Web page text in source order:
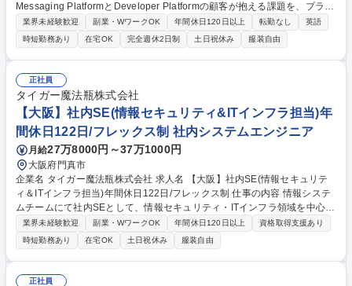
Messaging PlatformとDeveloper Platformの顧客が抱える課題を、プラッ
トフォームのドメイン知識と技術を持って解決・改善するCustomer Relia
bility Engineer（CRE）を担当いただきます。 【主な業務内容】 ■日常的
に発生するCS運用業務の技術的な支援調査や問題解決対応■情報開示請求
依頼に対するデータ抽出■情報開示請求のツール開発認証やセキュリテ
ィ、Auditingの対応■Secure RoomでのCS業務の支援ツール開発■CS 課
題トレンドのKPI可視化と開発チームへの定期的なissue feedbackの実施■
Platform SLO monitoring とSLA management CMSの拡張開発 募集職種
【CRE Customer Reliability Engineer / LINE Platform】英語力を活かせ
る
業界未経験歓迎 副業・WワークOK 年間休日120日以上 転勤なし
英語
時短勤務あり
在宅OK 完全週休2日制 土日祝休み 服装自由
正社員
タイガー魔法瓶株式会社
【大阪】社内SE(情報セキュリティ&ITインフラ担当)年
間休日122日/フレックス制 社内システムエンジニア
月給27万8000円～37万1000円
大阪府門真市
企業名 タイガー魔法瓶株式会社 求人名 【大阪】社内SE(情報セキュリテ
ィ＆ITインフラ担当)年間休日122日/フレックス制 仕事の内容 情報システ
ムチームにて社内SEとして、情報セキュリティ・ITインフラ領域を中心
に、生産管理や販売・物流などの社内システムまで幅広く、企画・導入・
維持・保守・管理業務に関わっていただきます。 【具体的には】■情報セ
キュリティ：新規システム企画導入・既存システム維持/保守/管理・社内S
IRTの活動など ■ITインフラ（ネットワーク・サーバー）：新規ITインフラ
企画導入・既存ITインフラ（AWS・LAN・WANなど）維持/保守/管理 ■社
業界未経験歓迎 副業・WワークOK 年間休日120日以上
資格取得支援あり
時短勤務あり
在宅OK 土日祝休み 服装自由
正社員